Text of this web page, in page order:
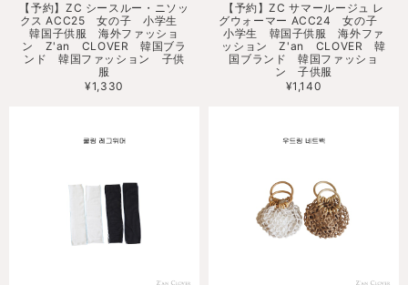
【予約】ZC シースルー・ニソッ
クス ACC25 女の子 小学生
韓国子供服 海外ファッショ
ン Z'an CLOVER 韓国ブラ
ンド 韓国ファッション 子供
服
¥1,330
【予約】ZC サマールージュ レ
グウォーマー ACC24 女の子
小学生 韓国子供服 海外ファ
ッション Z'an CLOVER 韓
国ブランド 韓国ファッショ
ン 子供服
¥1,140